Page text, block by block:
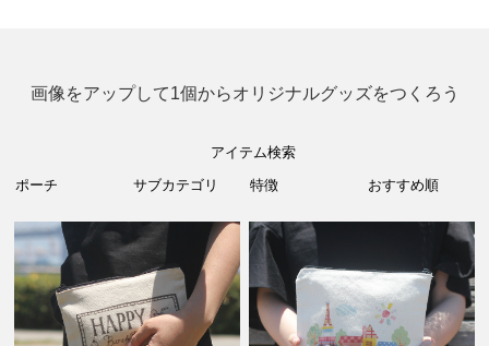
画像をアップして1個からオリジナルグッズをつくろう
アイテム検索